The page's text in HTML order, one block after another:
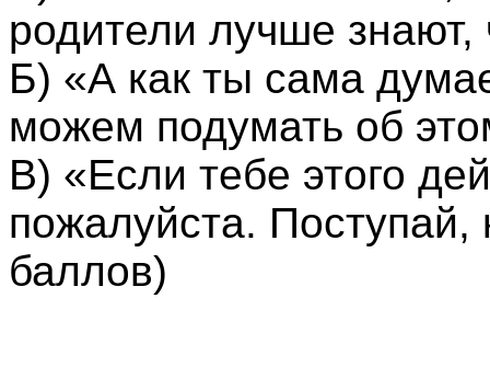
родители лучше
Б) «А как ты сама
можем подумать об
В) «Если тебе этого
пожалуйста.
баллов)